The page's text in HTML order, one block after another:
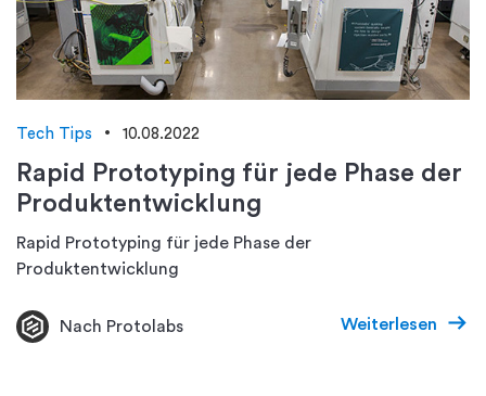
Tech Tips 10.08.2022
Rapid Prototyping für jede Phase der
Produktentwicklung
Rapid Prototyping für jede Phase der
Produktentwicklung
Nach Protolabs Weiterlesen